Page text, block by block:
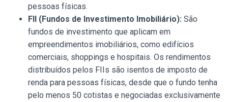
pessoas físicas.
FII (Fundos de Investimento Imobiliário): São
fundos de investimento que aplicam em
empreendimentos imobiliários, como edifícios
comerciais, shoppings e hospitais. Os rendimentos
distribuídos pelos FIIs são isentos de imposto de
renda para pessoas físicas, desde que o fundo tenha
pelo menos 50 cotistas e negociadas exclusivamente